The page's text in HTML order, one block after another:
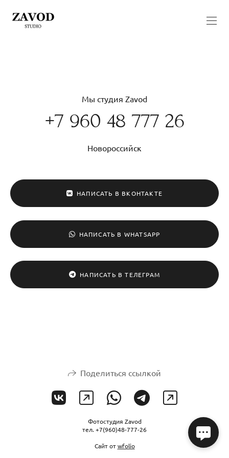
Мы студия Zavod
+7 960 48 777 26
Новороссийск
НАПИСАТЬ В ВКОНТАКТЕ
НАПИСАТЬ В WHATSAPP
НАПИСАТЬ В ТЕЛЕГРАМ
Поделиться ссылкой
Фотостудия Zavod
тел. +7(960)48-777-26
Сайт отwfolio